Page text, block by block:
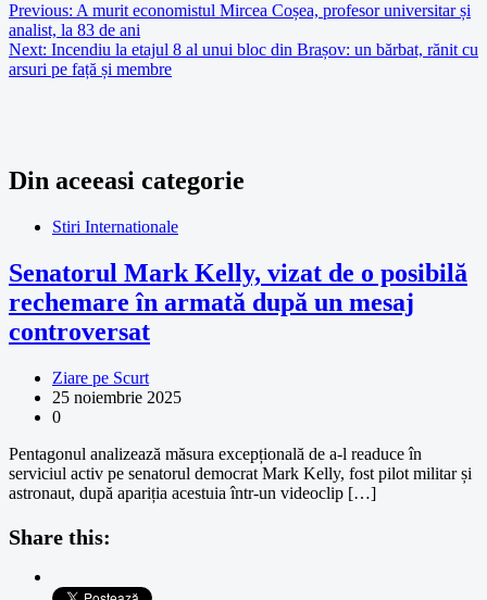
Previous: A murit economistul Mircea Coșea, profesor universitar și
analist, la 83 de ani
Next: Incendiu la etajul 8 al unui bloc din Brașov: un bărbat, rănit cu
arsuri pe față și membre
Din aceeasi categorie
Stiri Internationale
Senatorul Mark Kelly, vizat de o posibilă
rechemare în armată după un mesaj
controversat
Ziare pe Scurt
25 noiembrie 2025
0
Pentagonul analizează măsura excepțională de a-l readuce în
serviciul activ pe senatorul democrat Mark Kelly, fost pilot militar și
astronaut, după apariția acestuia într-un videoclip […]
Share this: